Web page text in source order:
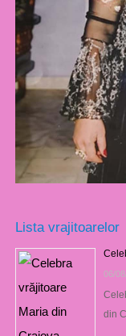
Lista vrajitoarelor
06/
din